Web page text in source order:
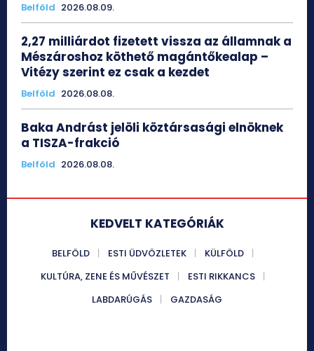
Belföld 2026.08.09.
2,27 milliárdot fizetett vissza az államnak a
Mészároshoz köthető magántőkealap –
Vitézy szerint ez csak a kezdet
Belföld 2026.08.08.
Baka Andrást jelöli köztársasági elnöknek
a TISZA-frakció
Belföld 2026.08.08.
KEDVELT KATEGÓRIÁK
BELFÖLD ESTI ÜDVÖZLETEK
KÜLFÖLD
KULTÚRA, ZENE ÉS MŰVÉSZET
ESTI RIKKANCS
LABDARÚGÁS
GAZDASÁG